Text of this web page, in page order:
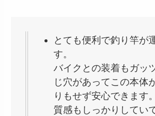
とても便利で釣り竿が
す。
バイクとの装着もガッ
じ穴があってこの本体
りもせず安心できます。
質感もしっかりしてい